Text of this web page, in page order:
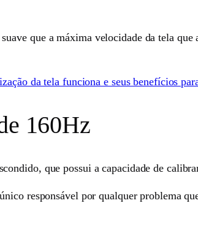
que a máxima velocidade da tela que
da tela funciona e seus benefícios
160Hz
que possui a capacidade de
responsável por qualquer problema